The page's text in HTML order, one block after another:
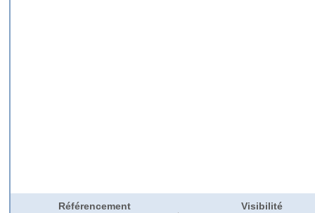
Référencement Visibilité